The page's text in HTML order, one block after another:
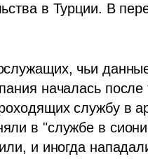
в Турции. В
чьи
началась
службу в
в "службе в
и иногда